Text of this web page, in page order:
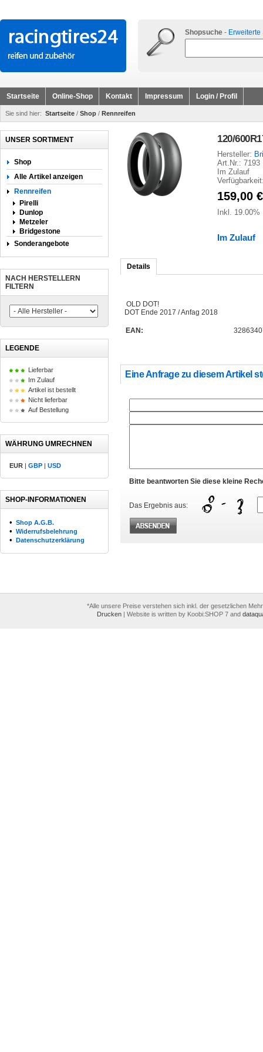
Shopsuche - Erweiterte
Startseite Online-Shop Kontakt Impressum Login / Profil
Sie sind hier: Startseite / Shop / Rennreifen
UNSER SORTIMENT
Shop
Alle Artikel anzeigen
Rennreifen
Pirelli
Dunlop
Metzeler
Bridgestone
Sonderangebote
NACH HERSTELLERN
FILTERN
LEGENDE
Lieferbar
Im Zulauf
Artikel ist bestellt
Nicht lieferbar
Auf Bestellung
WÄHRUNG UMRECHNEN
EUR | GBP | USD
SHOP-INFORMATIONEN
• Shop A.G.B.
• Widerrufsbelehrung
• Datenschutzerklärung
120/
Hersteller:
Art.Nr.: 7193
Im Zulauf
159,00 €
Inkl.
Im Zulauf
Details
OLD DOT!
DOT Ende 2017 / Anfag 2018
EAN:
Eine Anfrage zu diesem Artikel
Bitte beantworten Sie diese kleine
Das Ergebnis aus:
*Alle unsere Preise verstehen sich inkl. der gesetzlichen
Drucken | Website is written by Koobi:SHOP 7 and